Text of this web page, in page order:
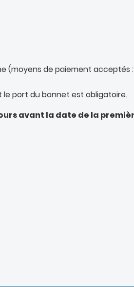
de paiement acceptés
le port du bonnet est obligatoire.
avant la date de la